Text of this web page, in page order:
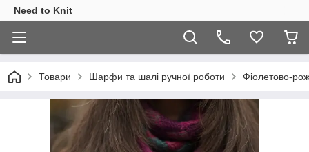
Need to Knit
Товари Шарфи та шалі ручної роботи Фіолетово-